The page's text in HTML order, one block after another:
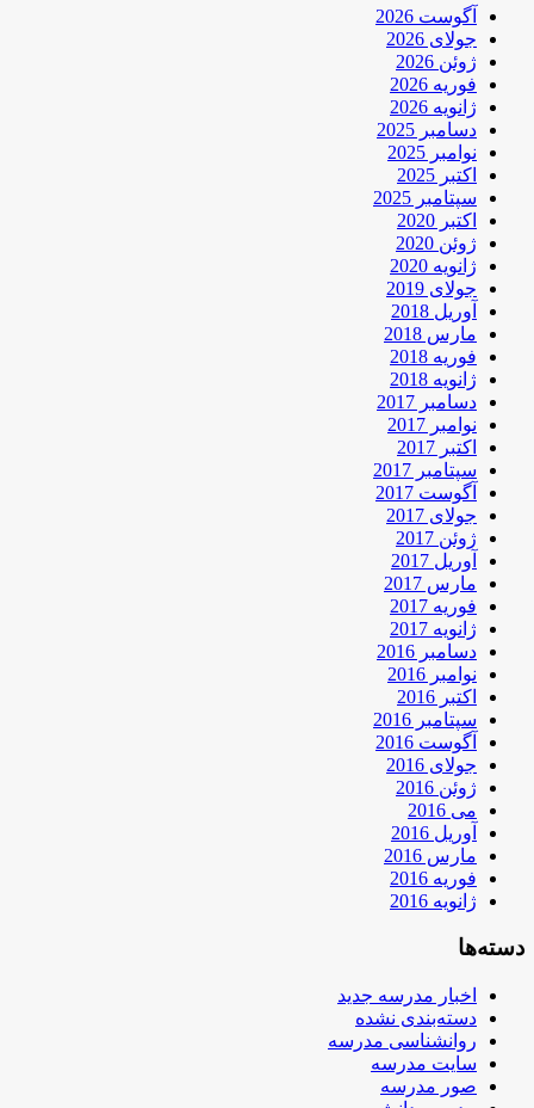
آگوست 2026
جولای 2026
ژوئن 2026
فوریه 2026
ژانویه 2026
دسامبر 2025
نوامبر 2025
اکتبر 2025
سپتامبر 2025
اکتبر 2020
ژوئن 2020
ژانویه 2020
جولای 2019
آوریل 2018
مارس 2018
فوریه 2018
ژانویه 2018
دسامبر 2017
نوامبر 2017
اکتبر 2017
سپتامبر 2017
آگوست 2017
جولای 2017
ژوئن 2017
آوریل 2017
مارس 2017
فوریه 2017
ژانویه 2017
دسامبر 2016
نوامبر 2016
اکتبر 2016
سپتامبر 2016
آگوست 2016
جولای 2016
ژوئن 2016
می 2016
آوریل 2016
مارس 2016
فوریه 2016
ژانویه 2016
دسته‌ها
اخبار مدرسه جدید
دسته‌بندی نشده
روانشناسی مدرسه
سایت مدرسه
صور مدرسه